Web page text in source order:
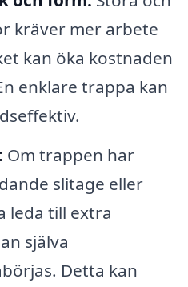
kräver mer arbete
kan öka kostnaden
enklare trappa kan
Om trappen har
slitage eller
leda till extra
själva
Detta kan